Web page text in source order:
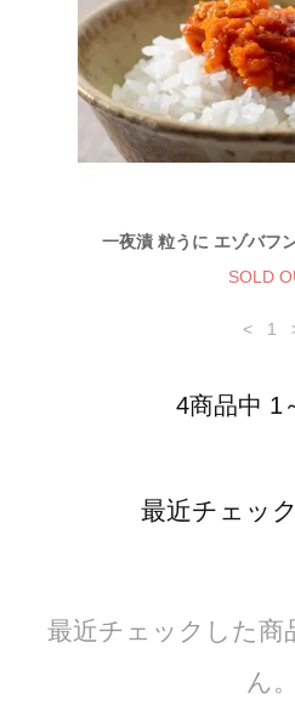
一夜漬 粒うに エゾバフ
SOLD
< 1
4商品中 1
最近チェッ
最近チェックした商
ん。